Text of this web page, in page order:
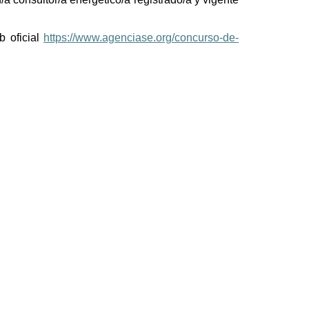
oficial https://www.agenciase.org/concurso-de-